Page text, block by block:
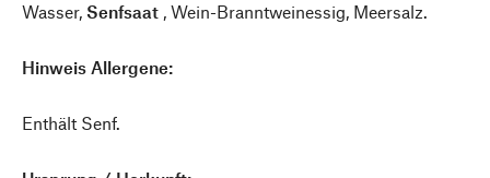
Wasser, Senfsaat , Wein-Branntweinessig, Meersalz.
Hinweis Allergene:
Enthält Senf.